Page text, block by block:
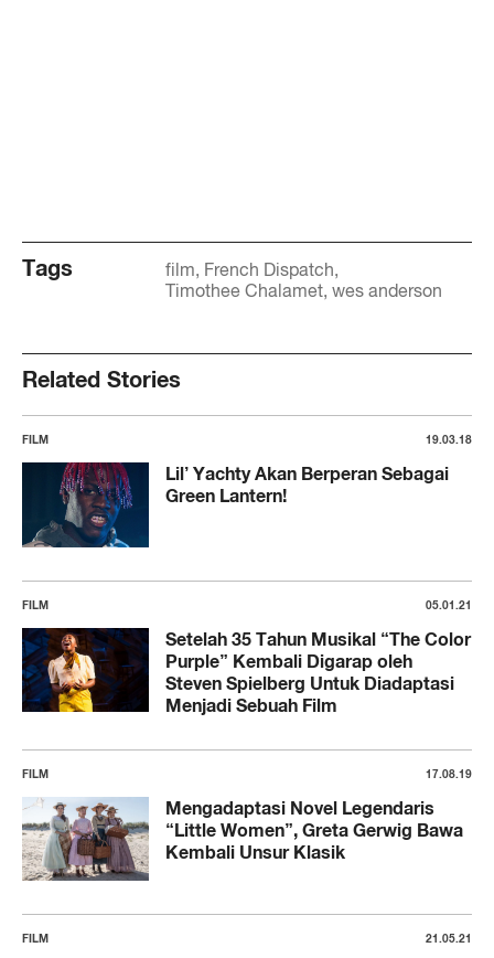
Tags film French Dispatch
Timothee Chalamet wes anderson
Related Stories
FILM 19.03.18
Lil’ Yachty Akan Berperan Sebagai
Green Lantern!
FILM 05.01.21
Setelah 35 Tahun Musikal “The Color
Purple” Kembali Digarap oleh
Steven Spielberg Untuk Diadaptasi
Menjadi Sebuah Film
FILM 17.08.19
Mengadaptasi Novel Legendaris
“Little Women”, Greta Gerwig Bawa
Kembali Unsur Klasik
FILM 21.05.21